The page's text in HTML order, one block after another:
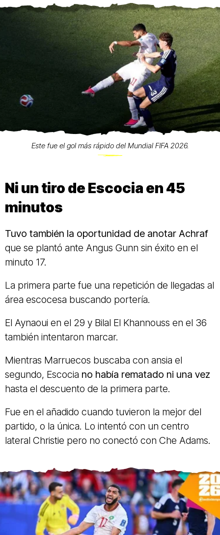
Este fue el gol más rápido del Mundial FIFA 2026.
Ni un tiro de Escocia en 45
minutos
Tuvo también la oportunidad de anotar Achraf
que se plantó ante Angus Gunn sin éxito en el
minuto 17.
La primera parte fue una repetición de llegadas al
área escocesa buscando portería.
El Aynaoui en el 29 y Bilal El Khannouss en el 36
también intentaron marcar.
Mientras Marruecos buscaba con ansia el
segundo, Escocia no había rematado ni una vez
hasta el descuento de la primera parte.
Fue en el añadido cuando tuvieron la mejor del
partido, o la única. Lo intentó con un centro
lateral Christie pero no conectó con Che Adams.